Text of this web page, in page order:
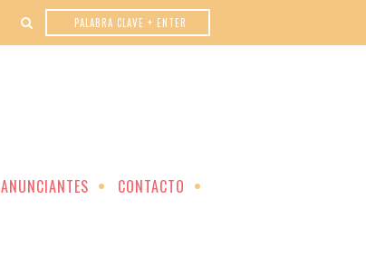
ANUNCIANTES CONTACTO